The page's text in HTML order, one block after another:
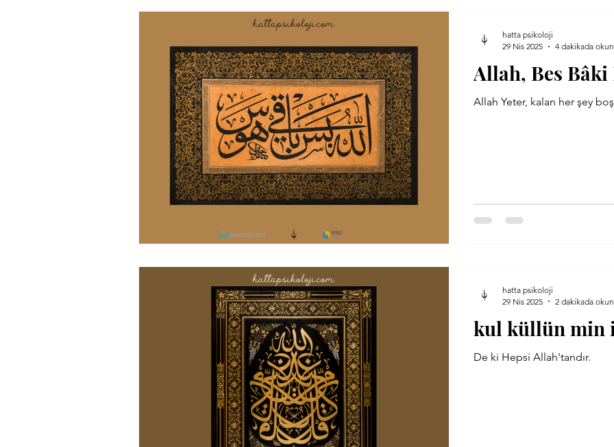
Allah, Bes Bâki
Allah Yeter, kalan her şey
hatta psikoloji
29 Nis 2025
4 dakikada
kul küllün min
De ki Hepsi Allah'tandır.
hatta psikoloji
29 Nis 2025
2 dakikada